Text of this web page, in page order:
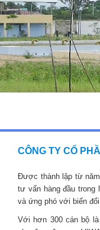
CÔNG TY CỔ
Được thành lập từ
tư vấn hàng đầu
và ứng phó với biến
Với hơn 300 cán bộ